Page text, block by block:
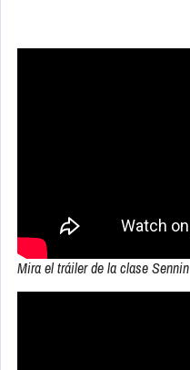
Mira el tráiler de la clase Sennin